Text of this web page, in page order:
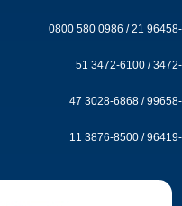
0800 580 0986 /21
51 3472-6100 /
47 3028-6868 /
11 3876-8500 /